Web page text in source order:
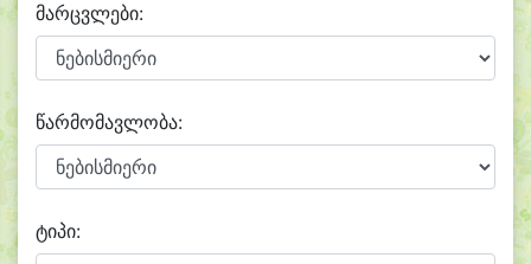
მარცვლები:
წარმომავლობა:
ტიპი: